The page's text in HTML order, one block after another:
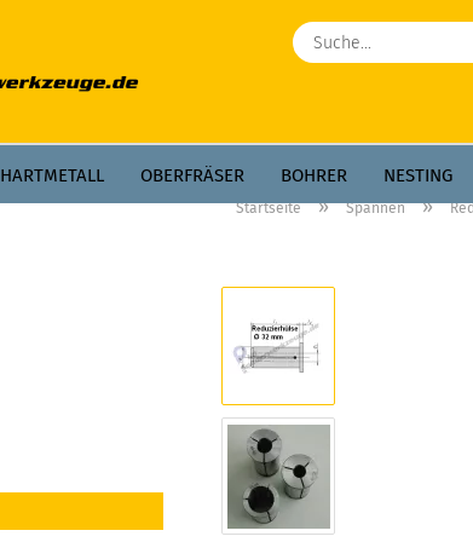
HARTMETALL OBERFRÄSER BOHRER NESTING
Startseite » Spannen »